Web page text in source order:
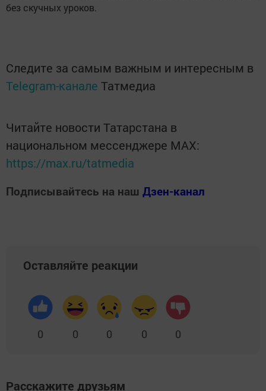
без скучных уроков.
Следите за самым важным и интересным в
Telegram-канале Татмедиа
Читайте новости Татарстана в
национальном мессенджере MАХ:
https://max.ru/tatmedia
Подписывайтесь на наш Дзен-канал
Оставляйте реакции
0 0 0 0 0
Расскажите друзьям